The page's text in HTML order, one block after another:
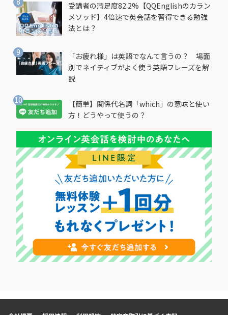
受講者の満足度82.2%【QQEnglishのカラン
メソッド】4倍速で英会話を習得できる勉強
法とは？
「お疲れ様」は英語でなんて言うの？ 場面
別でネイティブがよく使う英語フレーズを解
説
【簡単】関係代名詞「which」の意味と使い
方！どうやって使うの？